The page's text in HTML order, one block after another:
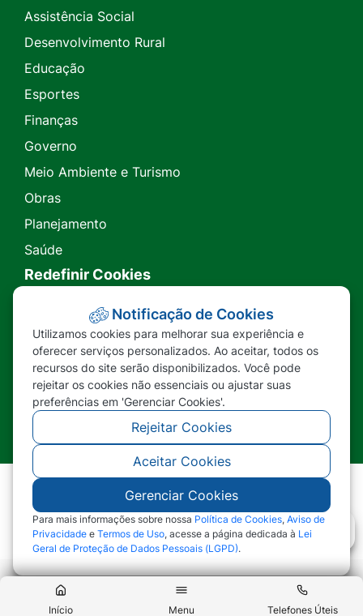
Início Menu Telefones Úteis
Assistência Social
Desenvolvimento Rural
Educação
Esportes
Finanças
Governo
Meio Ambiente e Turismo
Obras
Planejamento
Saúde
Redefinir Cookies
Transparência
Ouvidoria
SIC
©2026 - Prefeitura Municipal de Nova Lacerda -
MT - Todos os direitos reservados
Notificação de Cookies
Utilizamos cookies para melhorar sua experiência e
oferecer serviços personalizados. Ao aceitar, todos os
recursos do site serão disponibilizados. Você pode
rejeitar os cookies não essenciais ou ajustar suas
preferências em 'Gerenciar Cookies'.
Rejeitar Cookies
Aceitar Cookies
Gerenciar Cookies
Para mais informações sobre nossa Política de Cookies, Aviso de
Privacidade e Termos de Uso, acesse a página dedicada à Lei
Geral de Proteção de Dados Pessoais (LGPD).